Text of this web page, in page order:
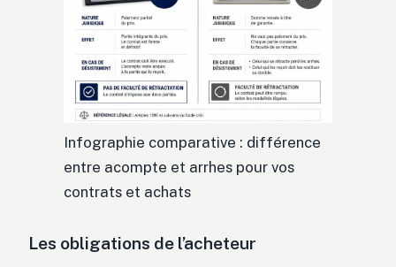
Infographie comparative : différence
entre acompte et arrhes pour vos
contrats et achats
Les obligations de l’acheteur